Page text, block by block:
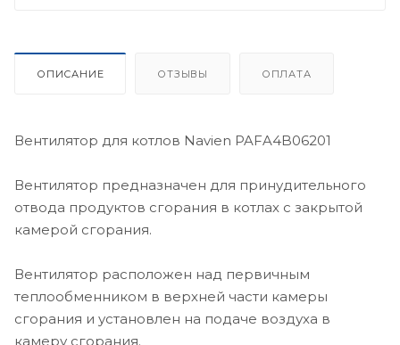
ОПИСАНИЕ ОТЗЫВЫ ОПЛАТА
Вентилятор для котлов Navien PAFA4B06201
Вентилятор предназначен для принудительного
отвода продуктов сгорания в котлах с закрытой
камерой сгорания.
Вентилятор расположен над первичным
теплообменником в верхней части камеры
сгорания и установлен на подаче воздуха в
камеру сгорания.